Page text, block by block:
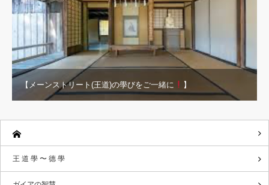
【メーンストリート(王道)の學びをご一緒に 】
王 道 學 〜 德 學